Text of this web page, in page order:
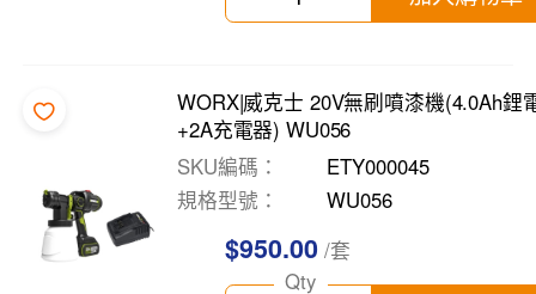
WORX|威克士 20V無刷噴漆機(4.0Ah鋰
+2A充電器) WU056
SKU編碼
ETY000045
規格型號
WU056
$950.00 /套
Qty